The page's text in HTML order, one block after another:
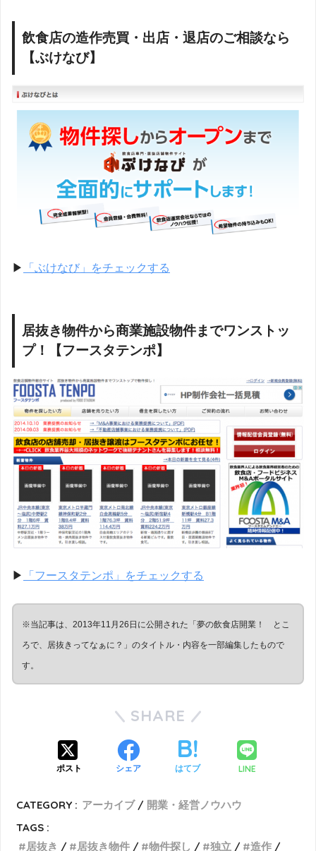
飲食店の造作売買・出店・退店のご相談なら
【ぶけなび】
▶︎ 「ぶけなび」をチェックする
居抜き物件から商業施設物件までワンストッ
プ！【フースタテンポ】
▶︎ 「フースタテンポ」をチェックする
※当記事は、2013年11月26日に公開された「夢の飲食店開業！ とこ
ろで、居抜きってなぁに？」のタイトル・内容を一部編集したもので
す。
SHARE
ポスト シェア はてブ LINE
CATEGORY : アーカイブ
開業・経営ノウハウ
TAGS :
居抜き
居抜き物件 物件探し 独立 造作